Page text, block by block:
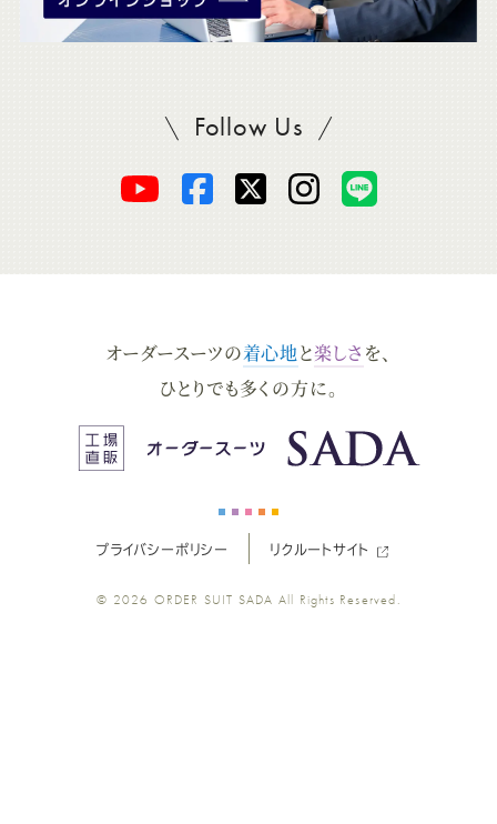
Follow UsSADAをフォロー
オ
ー
ス
ツ
オ
ー
ス
ー
オ
ー
ス
ー
ツ
オ
ー
ス
ツ
ス
ツ
オーダースーツの着心地と楽しさ を、
ひとりでも多くの方に。
プライバシーポリシー リクルートサイト
© 2026 ORDER SUIT SADA All Rights Reserved.